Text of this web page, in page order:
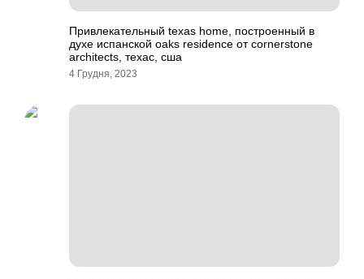
Привлекательный texas home, построенный в
духе испанской oaks residence от cornerstone
architects, техас, сша
4 Грудня, 2023